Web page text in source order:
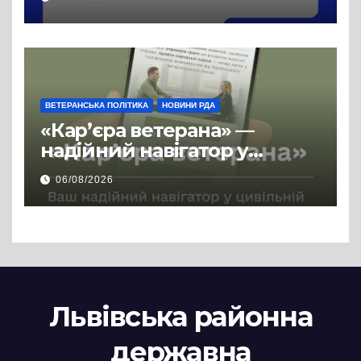
ВЕТЕРАНСЬКА ПОЛІТИКА НОВИНИ РДА
«Кар’єра ветерана» —
надійний навігатор у
цивільній професії
06/08/2026
Львівська районна
державна